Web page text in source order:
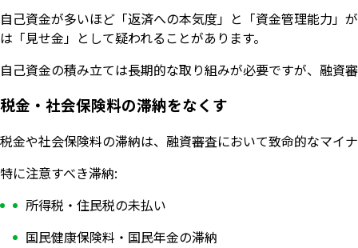
自己資金が多いほど「返済への本気度」と「資金管理能力」
は「見せ金」として疑われることがあります。
自己資金の積み立ては長期的な取り組みが必要ですが、融資
税金・社会保険料の滞納をなくす
税金や社会保険料の滞納は、融資審査において致命的なマイ
特に注意すべき滞納:
所得税・住民税の未払い
国民健康保険料・国民年金の滞納